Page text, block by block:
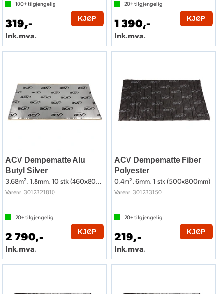
100+tilgjengelig
319,-
Ink.mva.
KJØP
20+tilgjengelig
1 390,-
Ink.mva.
KJØP
ACV Dempematte Alu
Butyl Silver
3,68m², 1,8mm, 10 stk (460x800mm)
Varenr 3012321810
20+tilgjengelig
2 790,-
Ink.mva.
KJØP
ACV Dempematte Fiber
Polyester
0,4m², 6mm, 1 stk (500x800mm)
Varenr 301233150
20+tilgjengelig
219,-
Ink.mva.
KJØP